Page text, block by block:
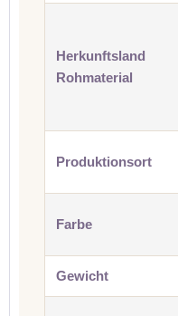
Herkunftsland
Rohmaterial
Produktionsort
Farbe
Gewicht